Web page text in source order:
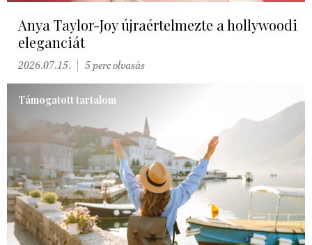
Anya Taylor-Joy újraértelmezte a hollywoodi
eleganciát
2026.07.15. 5 perc olvasás
Támogatott tartalom